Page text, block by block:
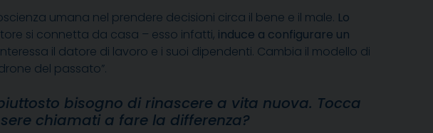
umana nel prendere decisioni circa il bene e il male. Lo
si connetta da casa – esso infatti, induce a configurare un
il datore di lavoro e i suoi dipendenti. Cambia il modello di
del passato”.
bisogno di rinascere a vita nuova. Tocca
chiamati a fare la differenza?